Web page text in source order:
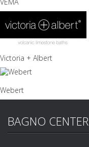
Victoria + Albert
Webert
BAGNO CENTER